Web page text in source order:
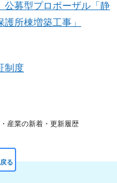
公募型プロポーザル「静
所棟増築工事」
制度
産業の新着・更新履歴
る